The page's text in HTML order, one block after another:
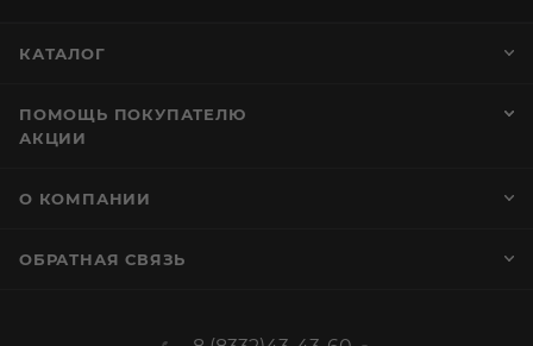
КАТАЛОГ
ПОМОЩЬ ПОКУПАТЕЛЮ
АКЦИИ
О КОМПАНИИ
ОБРАТНАЯ СВЯЗЬ